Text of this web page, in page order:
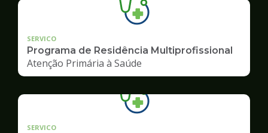
SERVICO
Programa de Residência Multiprofissional
Atenção Primária à Saúde
SERVICO